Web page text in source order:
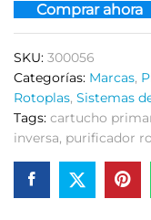
Comprar ahora
SKU: 300056
Categorías: Marcas,
Rotoplas, Sistemas
Tags: cartucho
inversa, purificador